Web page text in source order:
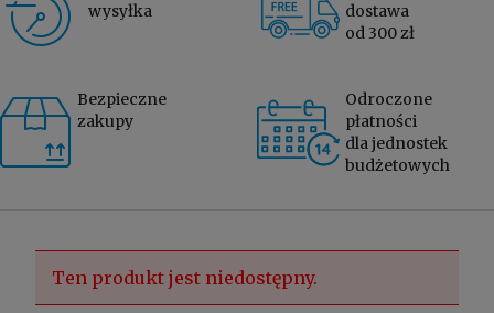
wysyłka
dostawa
od 300 zł
Bezpieczne
zakupy
Odroczone
płatności
dla jednostek
budżetowych
Ten produkt jest niedostępny.